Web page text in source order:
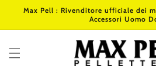
direttamente
Max Pell : Rivenditore ufficiale dei
Accessori Uomo